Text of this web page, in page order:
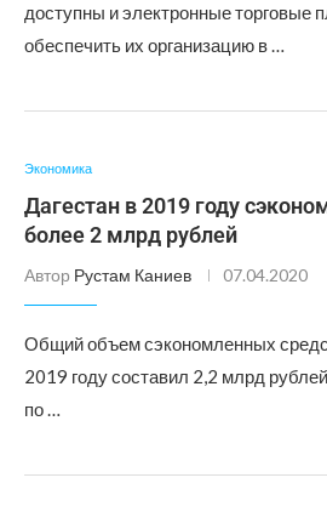
доступны и электронные торговые
обеспечить их организацию в …
Экономика
Дагестан в 2019 году
более 2 млрд рублей
Автор Рустам Каниев 07.04.2020
Общий объем сэкономленных
2019 году составил 2,2 млрд
по …